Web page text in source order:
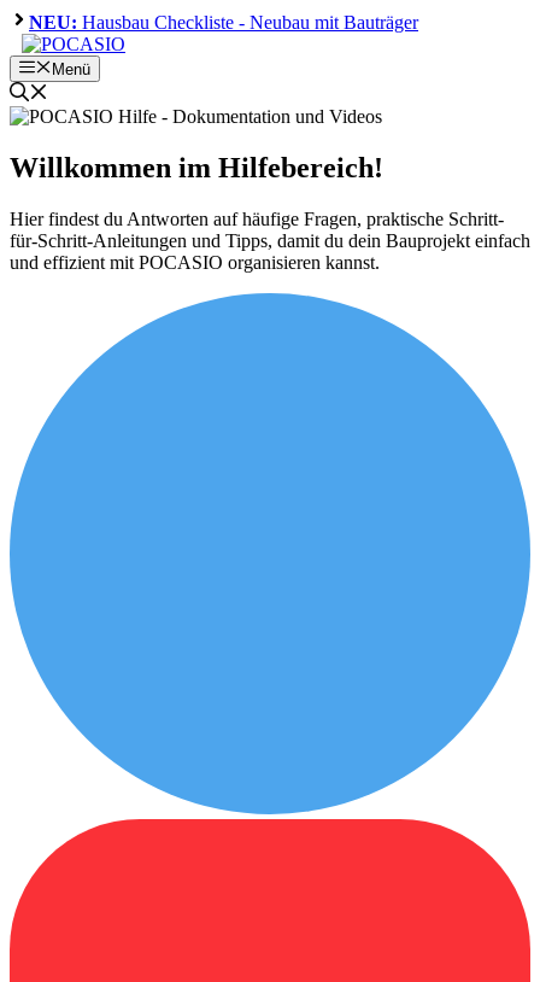
Zum
Inhalt
springen
NEU: Hausbau Checkliste - Neubau mit Bauträger
Menü
Willkommen im Hilfebereich!
Hier findest du Antworten auf häufige Fragen, praktische Schritt-
für-Schritt-Anleitungen und Tipps, damit du dein Bauprojekt einfach
und effizient mit POCASIO organisieren kannst.